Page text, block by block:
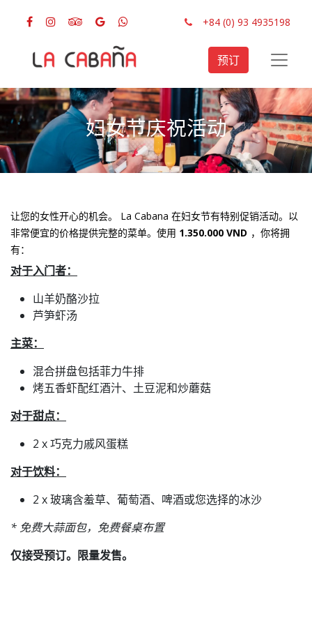
+84 (0) 93 4935198
预订
妇女节庆祝活动
让您的女性开心的机会。 La Cabana 在妇女节有特别促销活动。以
非常便宜的价格提供完整的菜单。使用 1.350.000 VND ，你将拥
有：
对于入门者：
山羊奶酪沙拉
芦笋虾汤
主菜：
混合拼盘包括菲力牛排
烤五香虾配红酒汁、土豆泥和炒蘑菇
对于甜点：
2 x 巧克力戚风蛋糕
对于饮料：
2 x 玻璃含羞草、葡萄酒、啤酒或您选择的冰沙
* 免费大蒜面包，免费餐桌布置
仅接受预订。限量发售。